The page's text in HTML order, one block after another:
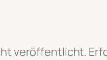
veröffentlicht.